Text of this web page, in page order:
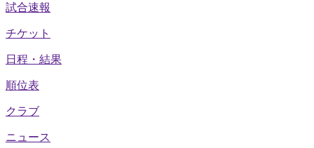
試合速報
チケット
日程・結果
順位表
クラブ
ニュース